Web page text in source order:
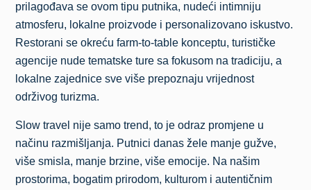
prilagođava se ovom tipu putnika, nudeći intimniju
atmosferu, lokalne proizvode i personalizovano iskustvo.
Restorani se okreću farm-to-table konceptu, turističke
agencije nude tematske ture sa fokusom na tradiciju, a
lokalne zajednice sve više prepoznaju vrijednost
održivog turizma.
Slow travel nije samo trend, to je odraz promjene u
načinu razmišljanja. Putnici danas žele manje gužve,
više smisla, manje brzine, više emocije. Na našim
prostorima, bogatim prirodom, kulturom i autentičnim